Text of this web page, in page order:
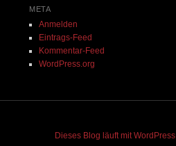
META
Anmelden
Eintrags-Feed
Kommentar-Feed
WordPress.org
Dieses Blog läuft mit WordPress